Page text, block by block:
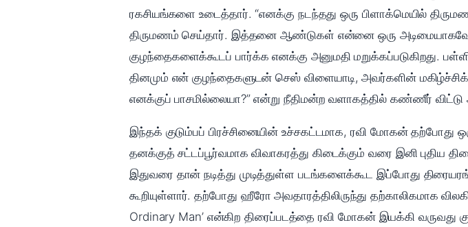
ரகசியங்களை உடைத்தார். “எனக்கு நடந்தது ஒரு பிளாக்மெயில்
திருமணம் செய்தார். இத்தனை ஆண்டுகள் என்னை ஒரு
குழந்தைகளைக்கூடப் பார்க்க எனக்கு அனுமதி மறுக்கப்படுகிறது.
தினமும் என் குழந்தைகளுடன் செஸ் விளையாடி, அவர்களின்
எனக்குப் பாசமில்லையா?” என்று நீதிமன்ற வளாகத்தில் கண்ணீர் விட்டு
இந்தக் குடும்பப் பிரச்சினையின் உச்சகட்டமாக, ரவி மோகன் தற்போது
தனக்குத் சட்டப்பூர்வமாக விவாகரத்து கிடைக்கும் வரை இனி புதிய
இதுவரை தான் நடித்து முடித்துள்ள படங்களைக்கூட இப்போது
கூறியுள்ளார். தற்போது ஹீரோ அவதாரத்திலிருந்து தற்காலிகமாக
Ordinary Man’ என்கிற திரைப்படத்தை ரவி மோகன் இயக்கி வருவது